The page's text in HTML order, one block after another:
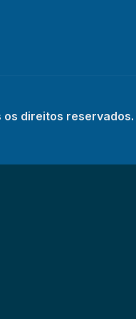
os direitos reservados.